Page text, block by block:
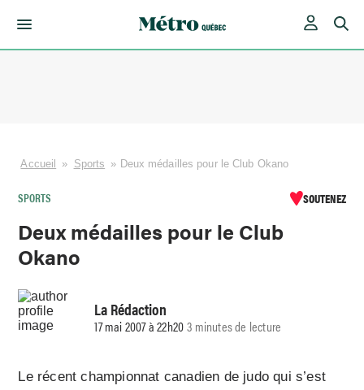
Accueil » Sports » Deux médailles pour le Club Okano
SPORTS SOUTENEZ
Deux médailles pour le Club
Okano
La Rédaction
17 mai 2007 à 22h203 minutes de lecture
Le récent championnat canadien de judo qui s’est